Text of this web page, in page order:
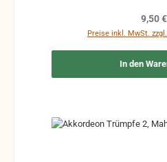
9,50 €
Preise inkl. MwSt.
In den